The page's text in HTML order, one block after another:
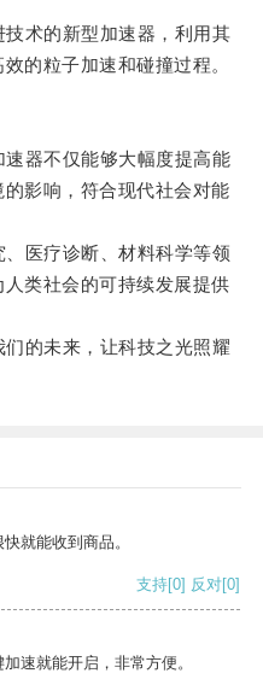
术的新型加速器，利用其
的粒子加速和碰撞过程。
器不仅能够大幅度提高能
影响，符合现代社会对能
医疗诊断、材料科学等领
类社会的可持续发展提供
的未来，让科技之光照耀
就能收到商品。
支持[0] 反对[0]
速就能开启，非常方便。